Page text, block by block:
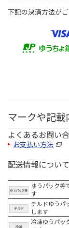
下記の決済方法がご
マークや記
よくあるお問い
お支払い方法
配送情報について
ゆうパック等
す
チルドゆうパ
します
冷凍ゆうパッ